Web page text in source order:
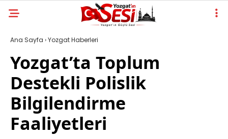
Ana Sayfa ›Yozgat Haberleri
Yozgat’ta Toplum
Destekli Polislik
Bilgilendirme
Faaliyetleri